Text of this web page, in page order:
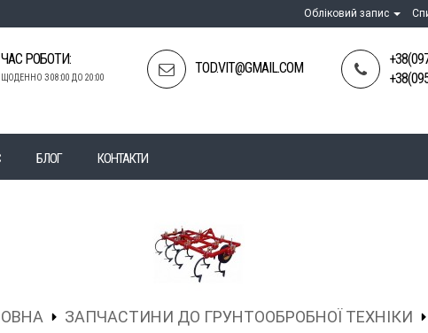
Обліковий запис
ЧАС РОБОТИ:
ЩОДЕННО З 08:00 ДО 20:00
TOD.VIT@GMAIL.COM
БЛОГ КОНТАКТИ
ЗАПЧАСТИНИ ДО ГРУНТООБРОБНОЇ ТЕХНІКИ